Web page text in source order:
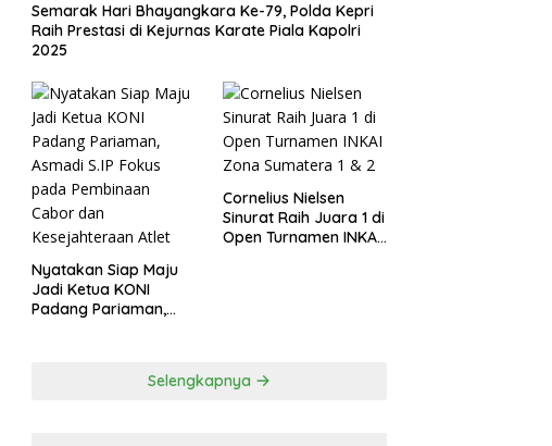
Semarak Hari Bhayangkara Ke-79, Polda Kepri
Raih Prestasi di Kejurnas Karate Piala Kapolri
2025
Nyatakan Siap Maju
Jadi Ketua KONI
Padang Pariaman,
Kesejahteraan Atlet
Cornelius Nielsen
Sinurat Raih Juara 1 di
Open Turnamen INKAI
Selengkapnya